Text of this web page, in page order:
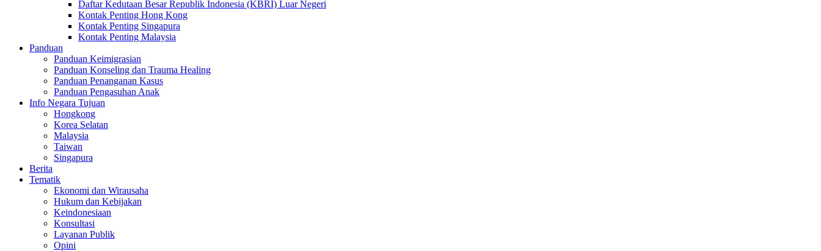
Daftar Kedutaan Besar Republik Indonesia (KBRI) Luar Negeri
Kontak Penting Hong Kong
Kontak Penting Singapura
Kontak Penting Malaysia
Panduan
Panduan Keimigrasian
Panduan Konseling dan Trauma Healing
Panduan Penanganan Kasus
Panduan Pengasuhan Anak
Info Negara Tujuan
Hongkong
Korea Selatan
Malaysia
Taiwan
Singapura
Berita
Tematik
Ekonomi dan Wirausaha
Hukum dan Kebijakan
Keindonesiaan
Konsultasi
Layanan Publik
Opini